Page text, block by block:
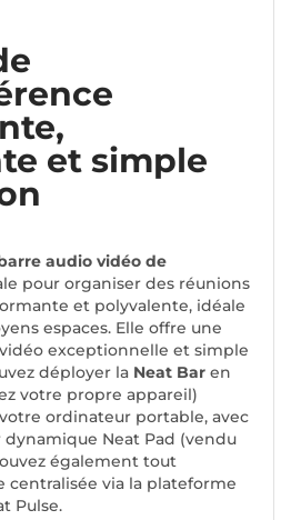
et simple
audio vidéo de
pour organiser des réunions
et polyvalente, idéale
espaces. Elle offre une
exceptionnelle et simple
déployer la Neat Bar en
votre propre appareil)
ordinateur portable, avec
Neat Pad (vendu
également tout
via la plateforme
Pulse.